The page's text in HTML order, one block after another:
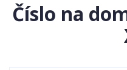
Číslo na